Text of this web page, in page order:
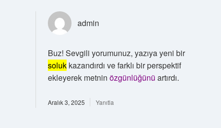
admin
Buz! Sevgili yorumunuz, yazıya yeni bir
solukkazandırdı ve farklı bir perspektif
ekleyerek metnin özgünlüğünü artırdı.
Aralık 3, 2025 Yanıtla